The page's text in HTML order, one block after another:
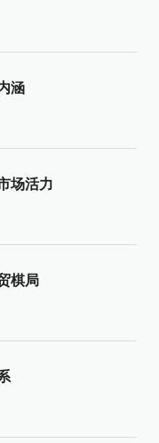
涵
场活力
棋局